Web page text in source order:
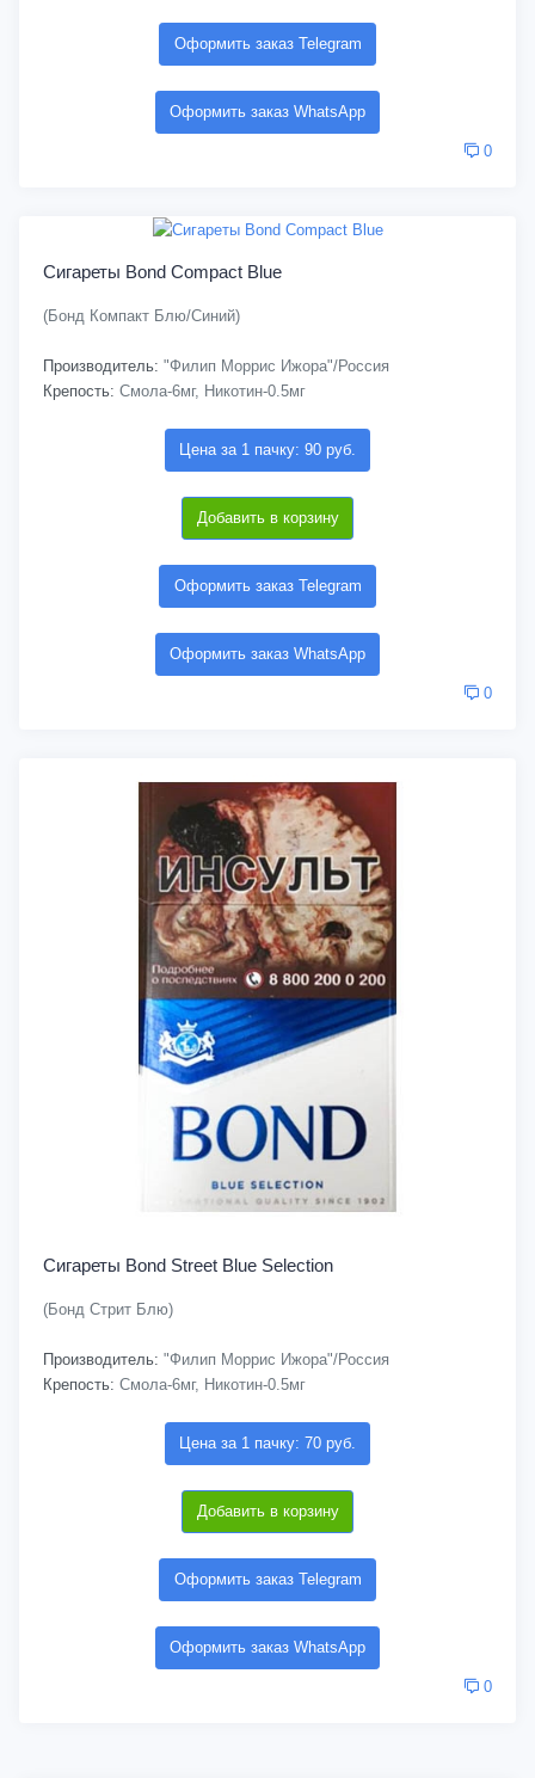
Оформить заказ Telegram
Оформить заказ WhatsApp
0
Сигареты Bond Compact Blue
(Бонд Компакт Блю/Синий)
Производитель: "Филип Моррис Ижора"/Россия
Крепость: Смола-6мг, Никотин-0.5мг
Цена за 1 пачку: 90 руб.
Добавить в корзину
Оформить заказ Telegram
Оформить заказ WhatsApp
0
Сигареты Bond Street Blue Selection
(Бонд Стрит Блю)
Производитель: "Филип Моррис Ижора"/Россия
Крепость: Смола-6мг, Никотин-0.5мг
Цена за 1 пачку: 70 руб.
Добавить в корзину
Оформить заказ Telegram
Оформить заказ WhatsApp
0